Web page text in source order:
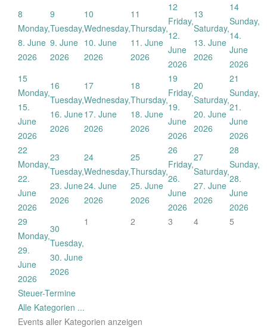
8
Monday,
8. June
2026
9
Tuesday,
9. June
2026
10
Wednesday,
10. June
2026
11
Thursday,
11. June
2026
12
Friday,
12.
June
2026
13
Saturday,
13. June
2026
14
Sunday,
14.
June
2026
15
Monday,
15.
June
2026
16
Tuesday,
16. June
2026
17
Wednesday,
17. June
2026
18
Thursday,
18. June
2026
19
Friday,
19.
June
2026
20
Saturday,
20. June
2026
21
Sunday,
21.
June
2026
22
Monday,
22.
June
2026
23
Tuesday,
23. June
2026
24
Wednesday,
24. June
2026
25
Thursday,
25. June
2026
26
Friday,
26.
June
2026
27
Saturday,
27. June
2026
28
Sunday,
28.
June
2026
29
Monday,
29.
June
2026
30
Tuesday,
30. June
2026
1 2 3 4 5
Steuer-Termine
Alle Kategorien ...
Events aller Kategorien anzeigen